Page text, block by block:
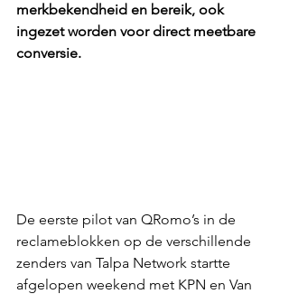
merkbekendheid en bereik, ook
ingezet worden voor direct meetbare
conversie.
De eerste pilot van QRomo’s in de
reclameblokken op de verschillende
zenders van Talpa Network startte
afgelopen weekend met KPN en Van